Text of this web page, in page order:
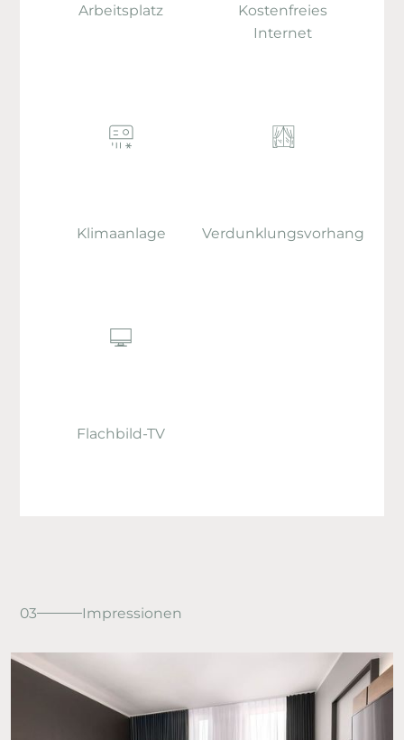
Arbeitsplatz
Kostenfreies
Internet
Klimaanlage Verdunklungsvorhang
Flachbild-TV
03 Impressionen